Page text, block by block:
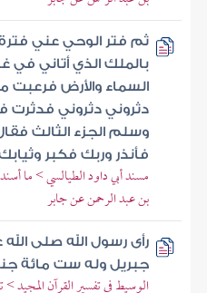
ثم فتر الوحي عني فترة
بالملك الذي أتاني في
السماء والأرض
دثروني دثروني فدثرت
وسلم الجزء الثالث
فأنذر وربك فكبر
مسند أبي داود الطيالسي > ما
بن عبد الرحمن عن جابر
رأى رسول الله صلى
جبريل وله ست مائة